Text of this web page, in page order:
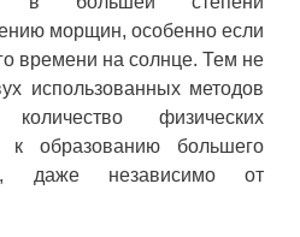
морщин, особенно если
времени на солнце. Тем не
использованных методов
физических
к образованию большего
даже независимо от